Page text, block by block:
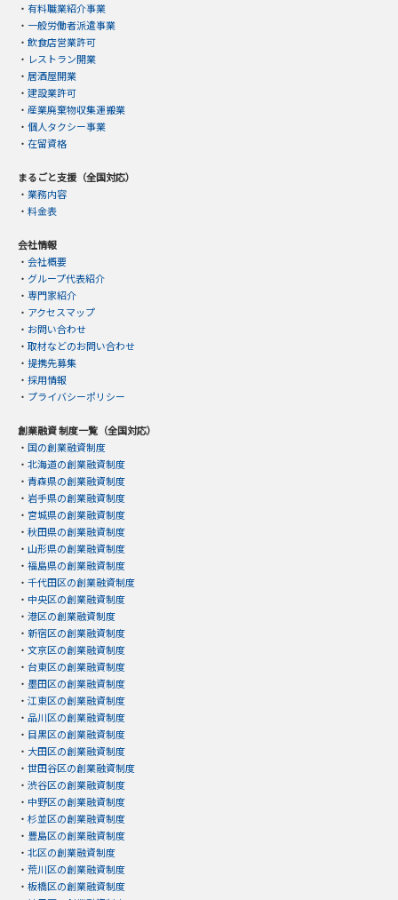
・ 有料職業紹介事業
・ 一般労働者派遣事業
・ 飲食店営業許可
・ レストラン開業
・ 居酒屋開業
・ 建設業許可
・ 産業廃棄物収集運搬業
・ 個人タクシー事業
・ 在留資格
まるごと支援（全国対応）
・ 業務内容
・ 料金表
会社情報
・ 会社概要
・ グループ代表紹介
・ 専門家紹介
・ アクセスマップ
・ お問い合わせ
・ 取材などのお問い合わせ
・ 提携先募集
・ 採用情報
・ プライバシーポリシー
創業融資 制度一覧（全国対応）
・ 国の創業融資制度
・ 北海道の創業融資制度
・ 青森県の創業融資制度
・ 岩手県の創業融資制度
・ 宮城県の創業融資制度
・ 秋田県の創業融資制度
・ 山形県の創業融資制度
・ 福島県の創業融資制度
・ 千代田区の創業融資制度
・ 中央区の創業融資制度
・ 港区の創業融資制度
・ 新宿区の創業融資制度
・ 文京区の創業融資制度
・ 台東区の創業融資制度
・ 墨田区の創業融資制度
・ 江東区の創業融資制度
・ 品川区の創業融資制度
・ 目黒区の創業融資制度
・ 大田区の創業融資制度
・ 世田谷区の創業融資制度
・ 渋谷区の創業融資制度
・ 中野区の創業融資制度
・ 杉並区の創業融資制度
・ 豊島区の創業融資制度
・ 北区の創業融資制度
・ 荒川区の創業融資制度
・ 板橋区の創業融資制度